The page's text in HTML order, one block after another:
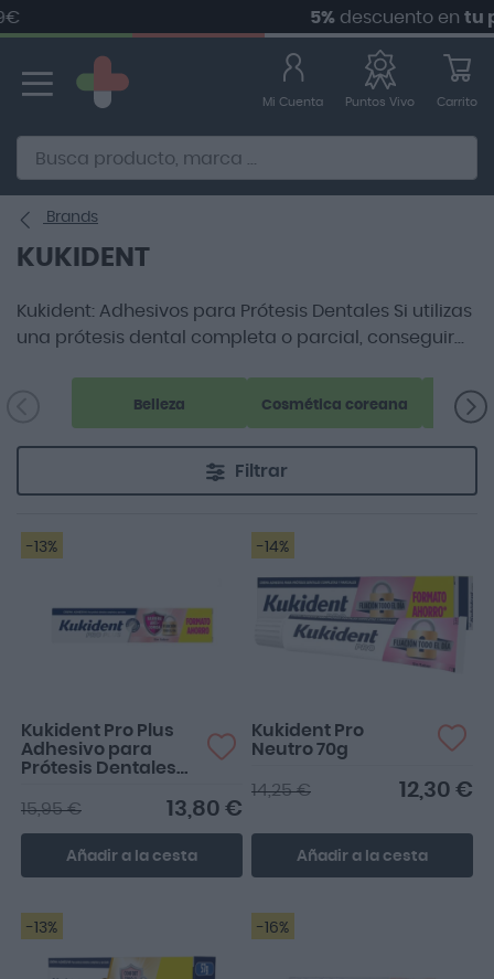
descuento entu
contenido
Alternative to Doofinder Ecommerce Search
Mi Cuenta Puntos Vivo Carrito
Brands
KUKIDENT
Kukident: Adhesivos para Prótesis Dentales Si utilizas
una prótesis dental completa o parcial, conseguir
Belleza Cosmética coreana
Filtrar
-13%
Kukident Pro Plus
Adhesivo para
Prótesis Dentales
13,80 €
15,95 €
Añadir a la cesta
-14%
Kukident Pro
Neutro 70g
12,30 €
14,25 €
Añadir a la cesta
-13% -16%